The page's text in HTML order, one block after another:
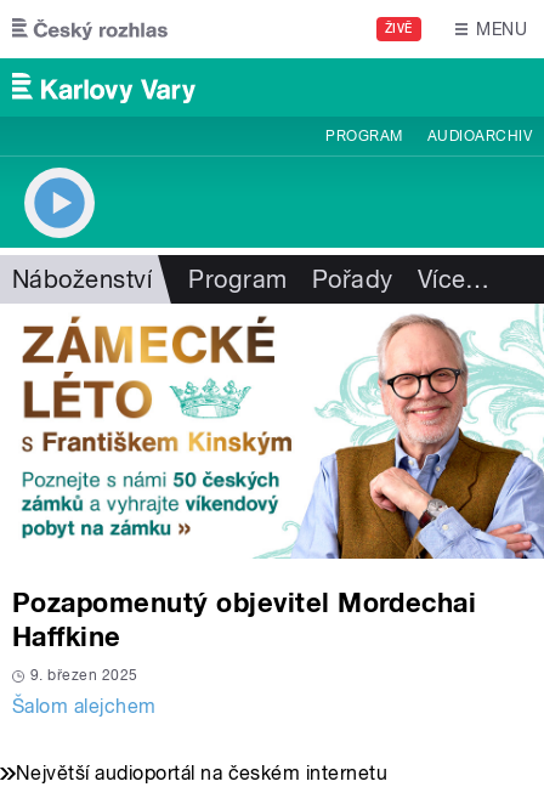
Přejít k hlavnímu obsahu
ŽIVĚ MENU
PROGRAM AUDIOARCHIV
Náboženství Program Pořady Více…
Pozapomenutý objevitel Mordechai
Haffkine
9. březen 2025
Šalom alejchem
Největší audioportál na českém internetu